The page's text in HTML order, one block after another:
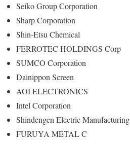
Seiko Group Corporation
Sharp Corporation
Shin-Etsu Chemical
FERROTEC HOLDINGS Corp
SUMCO Corporation
Dainippon Screen
AOI ELECTRONICS
Intel Corporation
Shindengen Electric Manufacturing
FURUYA METAL C